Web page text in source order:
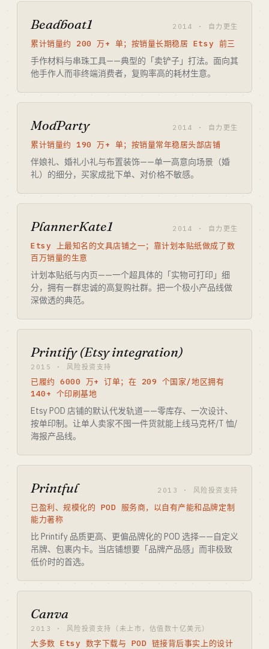
Beadboat1 2014 · 自力更生
累计销量约 200 万+ 单；按销量长期稳居 Etsy 前三
手作材料与串珠工具——典型的「卖铲子」打法。面向其
他手作人而非终端消费者，复购率高的耗材生意。
ModParty 2014 · 自力更生
累计销量约 190 万+ 单；按销量常年稳居头部店铺
伴娘礼、婚礼小礼与布置装饰——单一高意向场景（婚
礼）的细分，买家成批下单、对价格不敏感。
PlannerKate1 2014 · 自力更生
Etsy 上最知名的文具店铺之一；靠计划本贴纸做成了数
百万销量的生意
计划本贴纸与内页——一个超具体的「实物可打印」细
分，拥有一群忠诚的高复购社群。把一个极小产品线做
深做透的典范。
Printify (Etsy integration)
2015 · 风险投资支持
已履约 6000 万+ 订单；在 209 个国家/地区拥有
140+ 个印刷基地
Etsy POD 店铺的默认代发轨道——零库存、一次设计、
按单印制。让单人卖家不囤一件货就能上线马克杯/T 恤/
海报产品线。
Printful 2013 · 风险投资支持
已盈利、规模化的 POD 服务商，以自有产能和品牌定制
能力著称
比 Printify 品质更高、更偏品牌化的 POD 选择——自定义
吊牌、包裹内卡。当店铺想要「品牌产品感」而非极致
低价时的首选。
Canva
2013 · 风险投资支持（未上市，估值数十亿美元）
大多数 Etsy 数字下载与 POD 链接背后事实上的设计